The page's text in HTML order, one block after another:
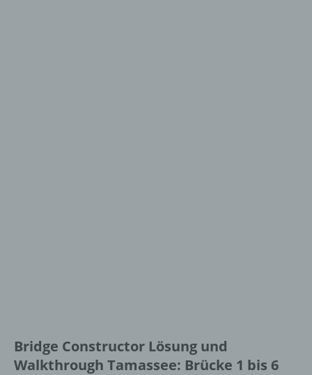
Bridge Constructor Lösung und
Walkthrough Tamassee: Brücke 1 bis 6